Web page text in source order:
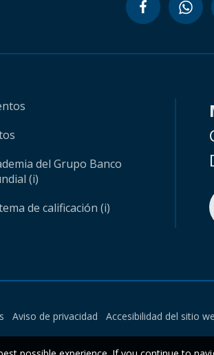
del Grupo Banco
(i)
de calificación (i)
Aviso de privacidad Accesibilidad del sitio